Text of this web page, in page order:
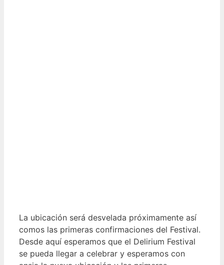
La ubicación será desvelada próximamente así
comos las primeras confirmaciones del Festival.
Desde aquí esperamos que el Delirium Festival
se pueda llegar a celebrar y esperamos con